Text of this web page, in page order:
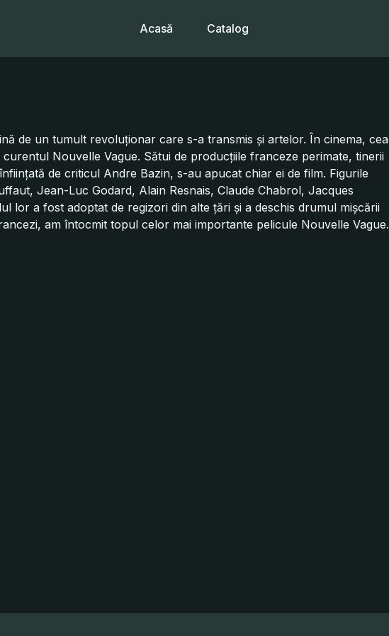
Acasă Catalog
de un tumult revoluționar care s-a transmis și artelor. În cinema, cea
Nouvelle Vague. Sătui de producțiile franceze perimate, tinerii
de criticul Andre Bazin, s-au apucat chiar ei de film. Figurile
Jean-Luc Godard, Alain Resnais, Claude Chabrol, Jacques
lor a fost adoptat de regizori din alte ţări şi a deschis drumul mişcării
am întocmit topul celor mai importante pelicule Nouvelle Vague.